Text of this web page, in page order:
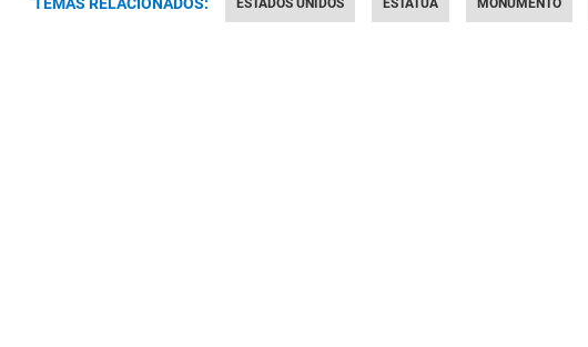
ESTADOS UNIDOS ESTATUA MONUMENTO